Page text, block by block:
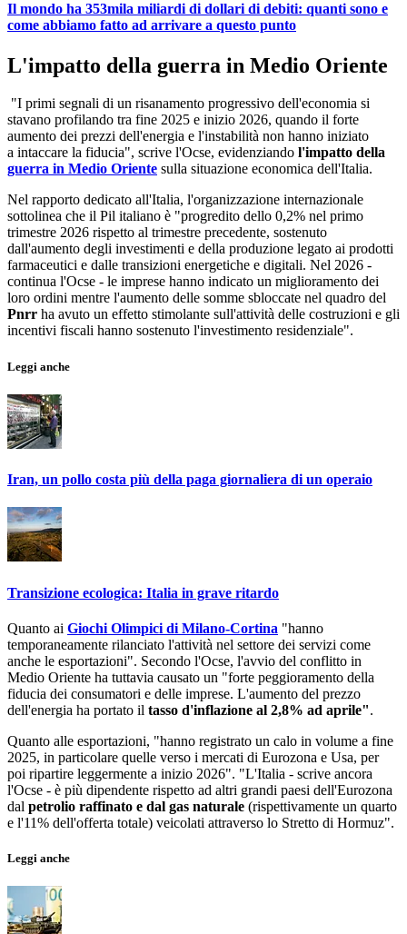
Il mondo ha 353mila miliardi di dollari di debiti: quanti sono e
come abbiamo fatto ad arrivare a questo punto
L'impatto della guerra in Medio Oriente
"I primi segnali di un risanamento progressivo dell'economia si
stavano profilando tra fine 2025 e inizio 2026, quando il forte
aumento dei prezzi dell'energia e l'instabilità non hanno iniziato
a intaccare la fiducia", scrive l'Ocse, evidenziando l'impatto della
guerra in Medio Oriente sulla situazione economica dell'Italia.
Nel rapporto dedicato all'Italia, l'organizzazione internazionale
sottolinea che il Pil italiano è "progredito dello 0,2% nel primo
trimestre 2026 rispetto al trimestre precedente, sostenuto
dall'aumento degli investimenti e della produzione legato ai prodotti
farmaceutici e dalle transizioni energetiche e digitali. Nel 2026 -
continua l'Ocse - le imprese hanno indicato un miglioramento dei
loro ordini mentre l'aumento delle somme sbloccate nel quadro del
Pnrr ha avuto un effetto stimolante sull'attività delle costruzioni e gli
incentivi fiscali hanno sostenuto l'investimento residenziale".
Leggi anche
Iran, un pollo costa più della paga giornaliera di un operaio
Transizione ecologica: Italia in grave ritardo
Quanto ai Giochi Olimpici di Milano-Cortina "hanno
temporaneamente rilanciato l'attività nel settore dei servizi come
anche le esportazioni". Secondo l'Ocse, l'avvio del conflitto in
Medio Oriente ha tuttavia causato un "forte peggioramento della
fiducia dei consumatori e delle imprese. L'aumento del prezzo
dell'energia ha portato il tasso d'inflazione al 2,8% ad aprile".
Quanto alle esportazioni, "hanno registrato un calo in volume a fine
2025, in particolare quelle verso i mercati di Eurozona e Usa, per
poi ripartire leggermente a inizio 2026". "L'Italia - scrive ancora
l'Ocse - è più dipendente rispetto ad altri grandi paesi dell'Eurozona
dal petrolio raffinato e dal gas naturale (rispettivamente un quarto
e l'11% dell'offerta totale) veicolati attraverso lo Stretto di Hormuz".
Leggi anche